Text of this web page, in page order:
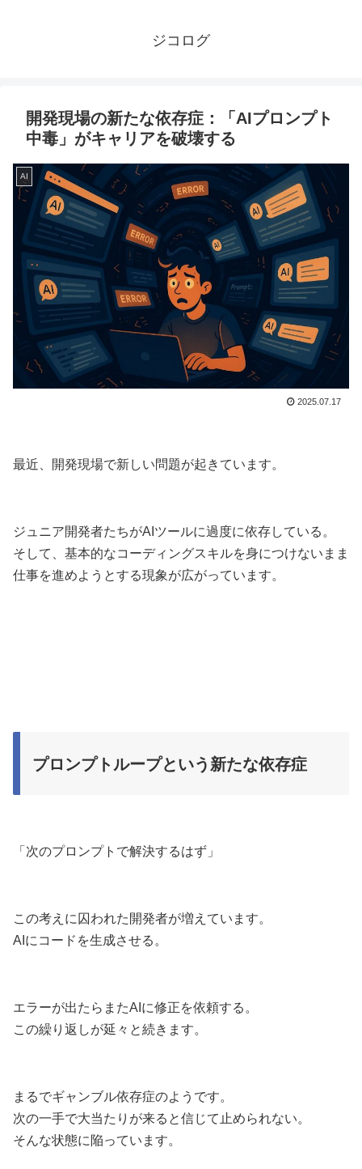
ジコログ
開発現場の新たな依存症：「AIプロンプト
中毒」がキャリアを破壊する
AI
2025.07.17
最近、開発現場で新しい問題が起きています。
ジュニア開発者たちがAIツールに過度に依存している。
そして、基本的なコーディングスキルを身につけないまま
仕事を進めようとする現象が広がっています。
プロンプトループという新たな依存症
「次のプロンプトで解決するはず」
この考えに囚われた開発者が増えています。
AIにコードを生成させる。
エラーが出たらまたAIに修正を依頼する。
この繰り返しが延々と続きます。
まるでギャンブル依存症のようです。
次の一手で大当たりが来ると信じて止められない。
そんな状態に陥っています。